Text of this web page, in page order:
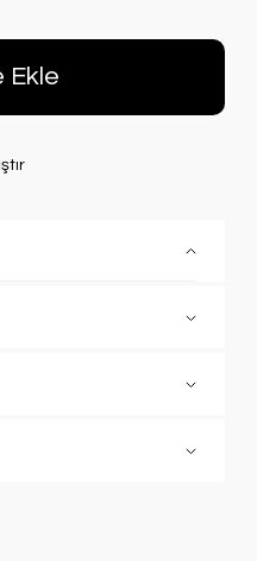
Ekle